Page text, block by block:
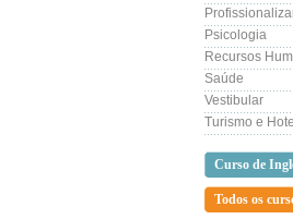
Psicologia
Recursos
Saúde
Vestibular
Turismo e
Curso de
Todos os